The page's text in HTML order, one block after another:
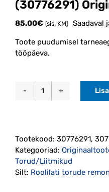
(30776291)
85.00€ (sis. KM) Saadaval
Toote puudumisel
tööpäeva.
Roolilati
roolilatile
(30776291)
Originaal
kogus
Tootekood: 30776291,
Kategooriad:
Torud/Liitmikud
Silt: Roolilati torude